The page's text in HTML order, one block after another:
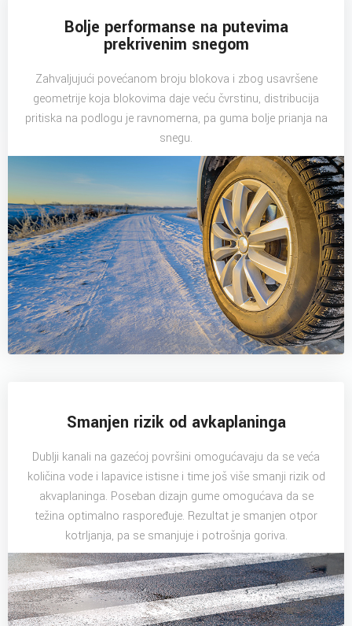
Bolje performanse na putevima
prekrivenim snegom
Zahvaljujući povećanom broju blokova i zbog usavršene
geometrije koja blokovima daje veću čvrstinu, distribucija
pritiska na podlogu je ravnomerna, pa guma bolje prianja na
snegu.
Smanjen rizik od avkaplaninga
Dublji kanali na gazećoj površini omogućavaju da se veća
količina vode i lapavice istisne i time još više smanji rizik od
akvaplaninga. Poseban dizajn gume omogućava da se
težina optimalno raspoređuje. Rezultat je smanjen otpor
kotrljanja, pa se smanjuje i potrošnja goriva.